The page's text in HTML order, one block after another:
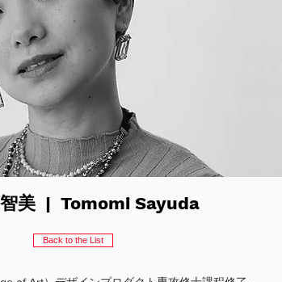
美 | Tomomi Sayuda
Back to the List